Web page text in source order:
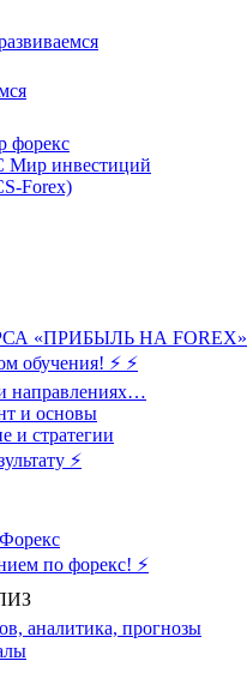
форекс
инвестиций
Forex)
«ПРИБЫЛЬ НА FOREX»
обучения! ⚡ ⚡
направлениях…
и основы
и стратегии
⚡️
по форекс! ⚡
аналитика, прогнозы